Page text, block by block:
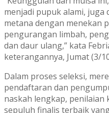
menjadi pupuk alami, juga
metana dengan menekan
pengurangan limbah,
dan daur ulang,” kata
keterangannya, Jumat (3/
Dalam proses seleksi,
pendaftaran dan
naskah lengkap, penilaian
sepuluh finalis terbaik